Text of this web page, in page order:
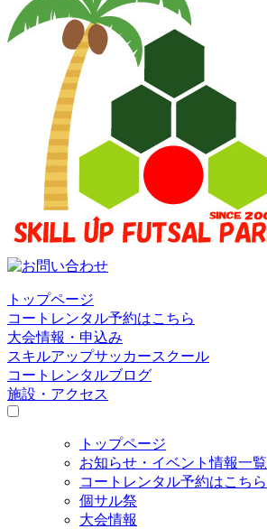
トップページ
コートレンタル予約はこちら
大会情報・申込み
スキルアップサッカースクール
コートレンタルブログ
施設・アクセス
トップページ
お知らせ・イベント情報一覧
コートレンタル予約はこちら
個サル祭
大会情報